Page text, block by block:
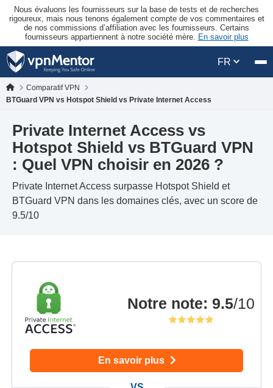
Nous évaluons les fournisseurs sur la base de tests et de recherches
rigoureux, mais nous tenons également compte de vos commentaires et
de nos commissions d’affiliation avec les fournisseurs. Certains
fournisseurs appartiennent à notre société mère. En savoir plus
FR
Comparatif VPN
BTGuard VPN vs Hotspot Shield vs Private Internet Access
Private Internet Access vs
Hotspot Shield vs BTGuard VPN
: Quel VPN choisir en 2026 ?
Private Internet Access surpasse Hotspot Shield et
BTGuard VPN dans les domaines clés, avec un score de
9.5/10
Notre note: 9.5/10
En savoir plus